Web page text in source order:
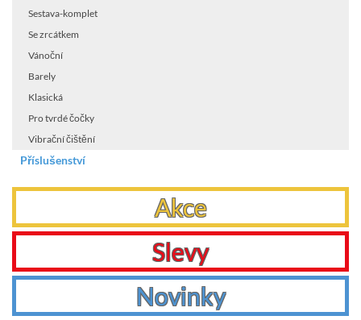
Sestava-komplet
Se zrcátkem
Vánoční
Barely
Klasická
Pro tvrdé čočky
Vibrační čištění
Příslušenství
Akce
Slevy
Novinky